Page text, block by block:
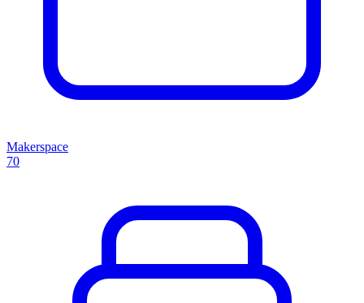
Makerspace
70